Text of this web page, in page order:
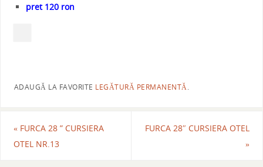
pret 120 ron
ADAUGĂ LA FAVORITE LEGĂTURĂ PERMANENTĂ.
«FURCA 28 ” CURSIERA
OTEL NR.13
FURCA 28″ CURSIERA OTEL
»